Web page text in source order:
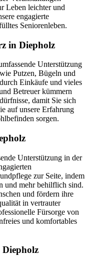
Leben leichter und
engagierte
Seniorenleben.
in Diepholz
Unterstützung
Putzen, Bügeln und
Einkäufe und vieles
Betreuer kümmern
damit Sie sich
auf unsere Erfahrung
sorgen.
Unterstützung in der
zur Seite, indem
und mehr behilflich sind.
und fördern ihre
in vertrauter
Fürsorge von
und komfortables
Diepholz